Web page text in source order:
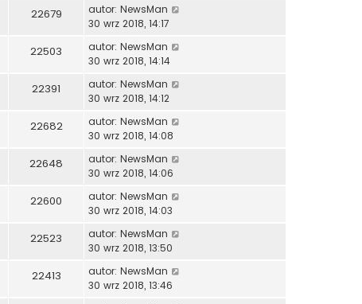
22679 autor: NewsMan
30 wrz 2018, 14:17
22503 autor: NewsMan
30 wrz 2018, 14:14
22391 autor: NewsMan
30 wrz 2018, 14:12
22682 autor: NewsMan
30 wrz 2018, 14:08
22648 autor: NewsMan
30 wrz 2018, 14:06
22600 autor: NewsMan
30 wrz 2018, 14:03
22523 autor: NewsMan
30 wrz 2018, 13:50
22413 autor: NewsMan
30 wrz 2018, 13:46